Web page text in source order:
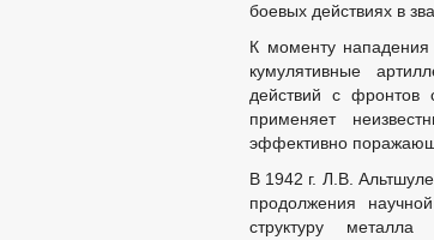
боевых действиях в
К моменту
кумулятивные
действий с фронтов
применяет
эффективно
В 1942 г. Л.В.
продолжения
структуру металла